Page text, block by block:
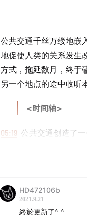
公共交通千丝万缕地嵌
地促使人类的关系发生
方式，拖延数月，终于
另一个地点的途中收听
<时间轴>
05:19 公共交通创造了
旅行是祛魅的
HD472106b
2021.9.21
終於更新了^ ^